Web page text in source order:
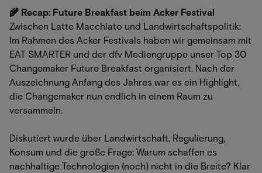
🌾 Recap: Future Breakfast beim Acker Festival
Zwischen Latte Macchiato und Landwirtschaftspolitik:
Im Rahmen des Acker Festivals haben wir gemeinsam mit
EAT SMARTER und der dfv Mediengruppe unser Top 30
Changemaker Future Breakfast organisiert. Nach der
Auszeichnung Anfang des Jahres war es ein Highlight,
die Changemaker nun endlich in einem Raum zu
versammeln.
Diskutiert wurde über Landwirtschaft, Regulierung,
Konsum und die große Frage: Warum schaffen es
nachhaltige Technologien (noch) nicht in die Breite? Klar